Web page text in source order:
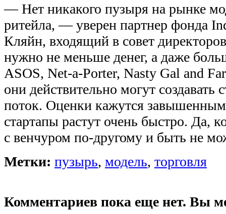
— Нет никакого пузыря на рынке
ритейла, — уверен партнер фонда
Кляйн, входящий в совет
нужно не меньше денег, а даже
ASOS, Net-a-Porter, Nasty Gal and
они действительно могут
поток. Оценки кажутся
стартапы растут очень быстро. Да,
с венчуром по-другому и быть не
Метки: пузырь, модель, торговля
Комментариев пока еще нет. Вы